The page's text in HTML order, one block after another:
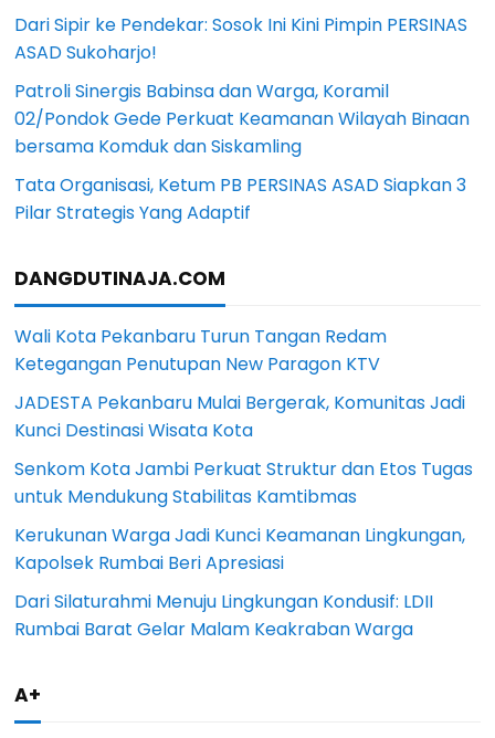
Dari Sipir ke Pendekar: Sosok Ini Kini Pimpin PERSINAS
ASAD Sukoharjo!
Patroli Sinergis Babinsa dan Warga, Koramil
02/Pondok Gede Perkuat Keamanan Wilayah Binaan
bersama Komduk dan Siskamling
Tata Organisasi, Ketum PB PERSINAS ASAD Siapkan 3
Pilar Strategis Yang Adaptif
DANGDUTINAJA.COM
Wali Kota Pekanbaru Turun Tangan Redam
Ketegangan Penutupan New Paragon KTV
JADESTA Pekanbaru Mulai Bergerak, Komunitas Jadi
Kunci Destinasi Wisata Kota
Senkom Kota Jambi Perkuat Struktur dan Etos Tugas
untuk Mendukung Stabilitas Kamtibmas
Kerukunan Warga Jadi Kunci Keamanan Lingkungan,
Kapolsek Rumbai Beri Apresiasi
Dari Silaturahmi Menuju Lingkungan Kondusif: LDII
Rumbai Barat Gelar Malam Keakraban Warga
A+